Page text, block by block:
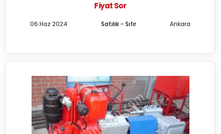
Fiyat Sor
Satılık - Sıfır
06 Haz 2024 Ankara